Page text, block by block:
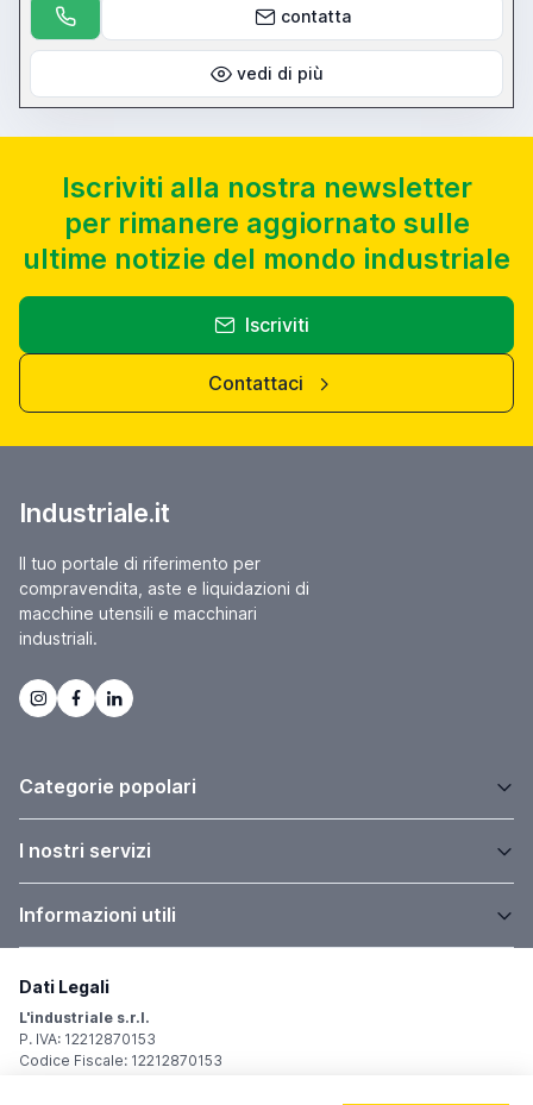
contatta
vedi di più
Iscriviti alla nostra newsletter
per rimanere aggiornato sulle
ultime notizie del mondo industriale
Iscriviti
Contattaci
Industriale.it
Il tuo portale di riferimento per
compravendita, aste e liquidazioni di
macchine utensili e macchinari
industriali.
Categorie popolari
I nostri servizi
Informazioni utili
Dati Legali
L'industriale s.r.l.
P. IVA: 12212870153
Codice Fiscale: 12212870153